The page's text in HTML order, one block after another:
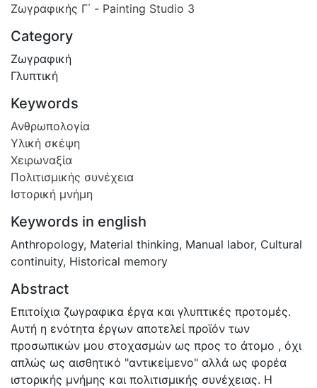
Ζωγραφικής Γ΄ - Painting Studio 3
Category
Ζωγραφική
Γλυπτική
Keywords
Ανθρωπολογία
Υλική σκέψη
Χειρωναξία
Πολιτισμικής συνέχεια
Ιστορική μνήμη
Keywords in english
Anthropology, Material thinking, Manual labor, Cultural
continuity, Historical memory
Abstract
Επιτοίχια ζωγραφικα έργα και γλυπτικές προτομές.
Αυτή η ενότητα έργων αποτελεί προϊόν των
προσωπικών μου στοχασμών ως προς το άτομο , όχι
απλώς ως αισθητικό "αντικείμενο" αλλά ως φορέα
ιστορικής μνήμης και πολιτισμικής συνέχειας. Η